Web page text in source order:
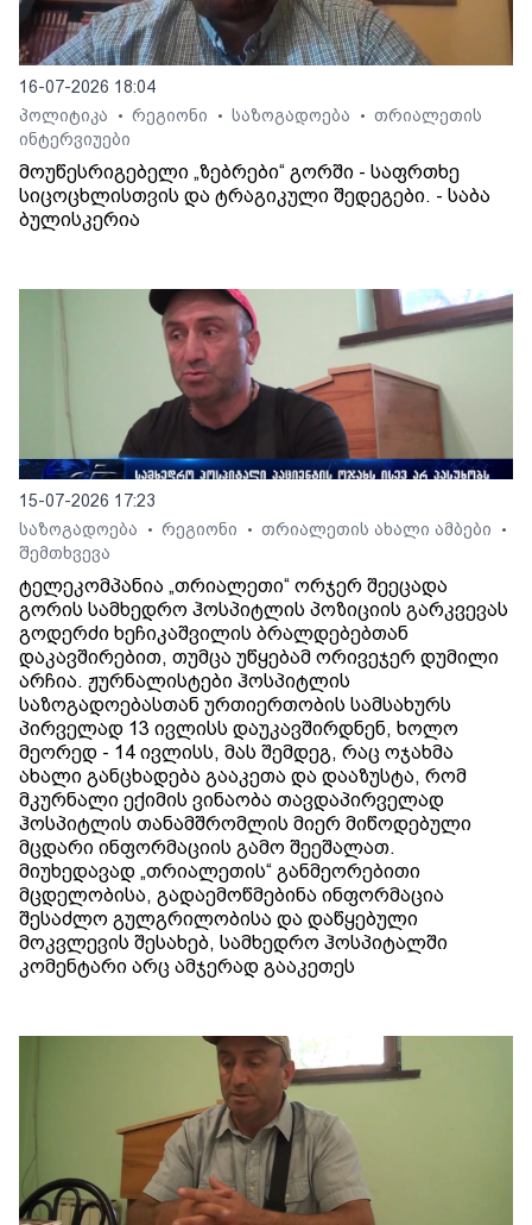
16-07-2026 18:04
პოლიტიკა
• რეგიონი • საზოგადოება • თრიალეთის
ინტერვიუები
მოუწესრიგებელი „ზებრები“ გორში - საფრთხე
სიცოცხლისთვის და ტრაგიკული შედეგები. - საბა
ბულისკერია
15-07-2026 17:23
საზოგადოება
• რეგიონი • თრიალეთის ახალი ამბები •
შემთხვევა
ტელეკომპანია „თრიალეთი“ ორჯერ შეეცადა
გორის სამხედრო ჰოსპიტლის პოზიციის გარკვევას
გოდერძი ხეჩიკაშვილის ბრალდებებთან
დაკავშირებით, თუმცა უწყებამ ორივეჯერ დუმილი
არჩია. ჟურნალისტები ჰოსპიტლის
საზოგადოებასთან ურთიერთობის სამსახურს
პირველად 13 ივლისს დაუკავშირდნენ, ხოლო
მეორედ - 14 ივლისს, მას შემდეგ, რაც ოჯახმა
ახალი განცხადება გააკეთა და დააზუსტა, რომ
მკურნალი ექიმის ვინაობა თავდაპირველად
ჰოსპიტლის თანამშრომლის მიერ მიწოდებული
მცდარი ინფორმაციის გამო შეეშალათ.
მიუხედავად „თრიალეთის“ განმეორებითი
მცდელობისა, გადაემოწმებინა ინფორმაცია
შესაძლო გულგრილობისა და დაწყებული
მოკვლევის შესახებ, სამხედრო ჰოსპიტალში
კომენტარი არც ამჯერად გააკეთეს